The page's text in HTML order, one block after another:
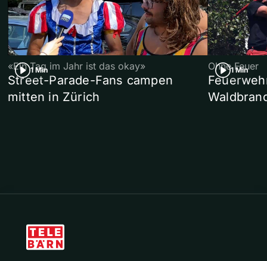
1 Min
«Ein Tag im Jahr ist das okay»
Street-Parade-Fans campen
mitten in Zürich
1 Min
Ohne Feuer